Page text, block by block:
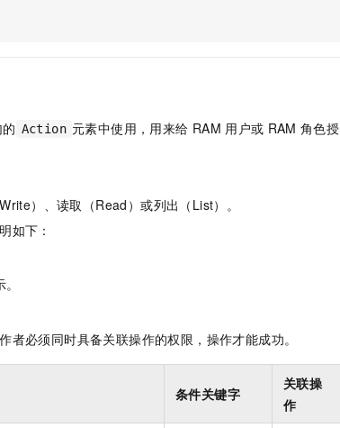
Action 元素中使用，用来给 RAM 用户或 RAM 角色授
）、读取（Read）或列出（List）。
如下：
必须同时具备关联操作的权限，操作才能成功。
条件关键字
关联操
作